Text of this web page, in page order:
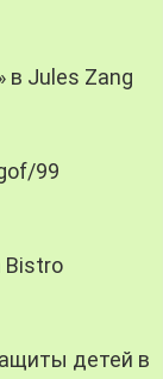
в Jules Zang
99
Bistro
детей в